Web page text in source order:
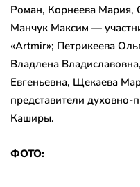
Роман, Корнеева Мария,
Манчук Максим —
«Artmir»; Петрикеева
Владлена
Евгеньевна, Щекаева
представители духовно-
Каширы.
ФОТО: